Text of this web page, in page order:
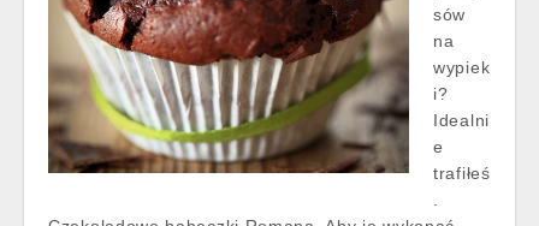
sów
na
wypiek
i?
Idealni
e
trafiłeś